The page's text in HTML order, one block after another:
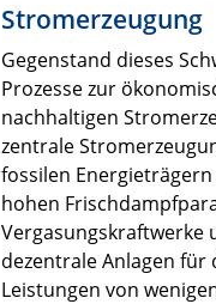
Stromerzeugung
Gegenstand dieses
Prozesse zur
nachhaltigen
zentrale
fossilen
hohen
Vergasungskraftwerke
dezentrale Anlagen für
Leistungen von